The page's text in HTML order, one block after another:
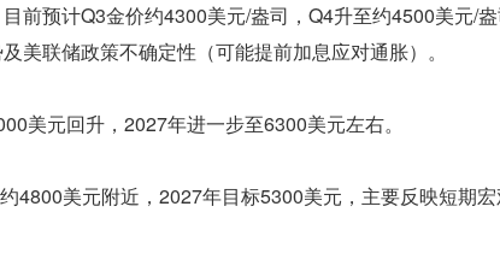
前预计Q3金价约4300美元/盎司，Q4升至约4500美元/
美联储政策不确定性（可能提前加息应对通胀）。
美元回升，2027年进一步至6300美元左右。
4800美元附近，2027年目标5300美元，主要反映短期